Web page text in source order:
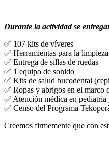
Durante la actividad se
✅ 107 kits de víveres
✅ Herramientas para la
✅ Entrega de sillas de ruedas
✅ 1 equipo de sonido
✅ Kits de salud bucodental
✅ Ropas y abrigos en el marco
✅ Atención médica en
✅ Censo del Programa
Creemos firmemente que con